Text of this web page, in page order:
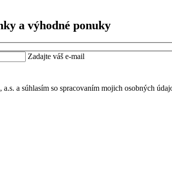
a výhodné ponuky
Zadajte váš e-mail
a súhlasím so spracovaním mojich osobných